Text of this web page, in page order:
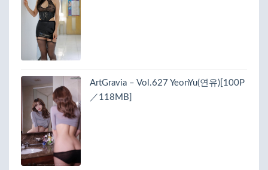
ArtGravia – Vol.627 YeonYu(연유)[100P
／118MB]